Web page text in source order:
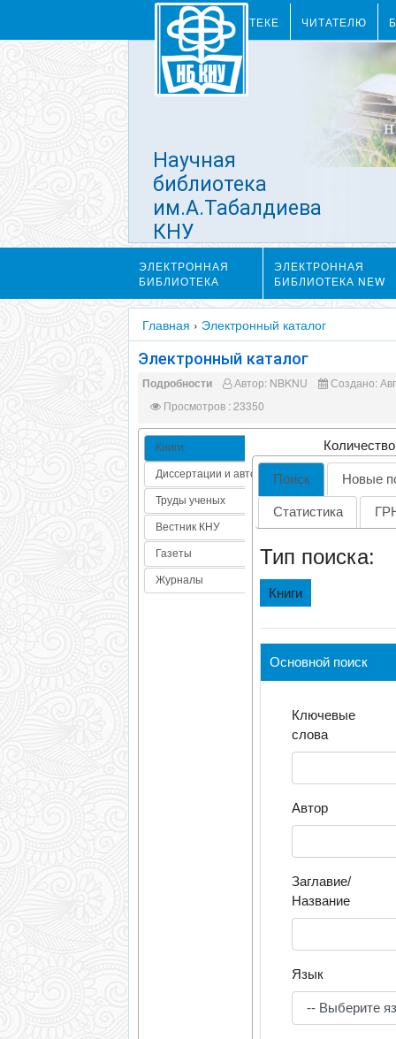
О БИБЛИОТЕКЕ ЧИТАТЕЛЮ
Научная
библиотека
им.А.Табалдиева
КНУ
ЭЛЕКТРОННАЯ
БИБЛИОТЕКА
ЭЛЕКТРОННАЯ
БИБЛИОТЕКА NEW
Главная › Электронный каталог
Электронный каталог
Подробности Автор: NBKNU
Создано:
Просмотров : 23350
Книги
Диссертации и автореф
Труды ученых
Вестник КНУ
Газеты
Журналы
Поиск Новые
Статистика
Тип поиска:
Книги
Основной поиск
Ключевые
слова
Автор
Заглавие/
Название
Язык